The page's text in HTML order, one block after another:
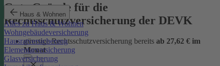
Haus & Wohnen
Alles zu Haus & Wohnen
Wohngebäudeversicherung
Hausratversicherung
Elementarversicherung
Glasversicherung
Gute Gründe für die
Rechtsschutzversicherung der DEVK
günstige Rechtsschutzversicherung bereits ab 27,62 € im
Monat